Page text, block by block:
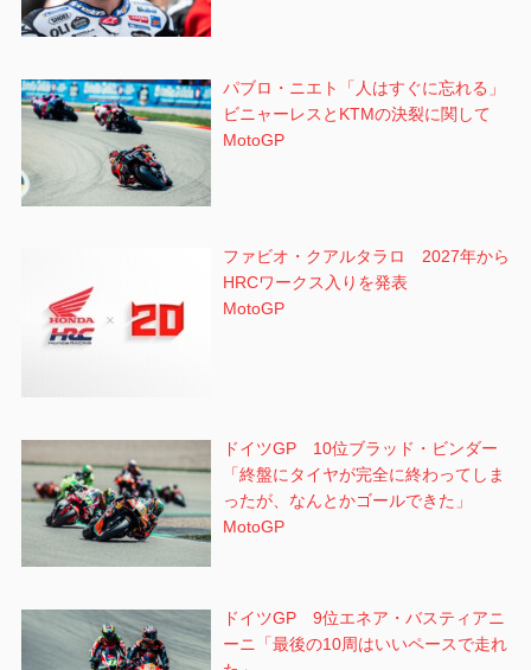
パブロ・ニエト「人はすぐに忘れる」
ビニャーレスとKTMの決裂に関して
MotoGP
ファビオ・クアルタラロ 2027年から
HRCワークス入りを発表
MotoGP
ドイツGP 10位ブラッド・ビンダー
「終盤にタイヤが完全に終わってしま
ったが、なんとかゴールできた」
MotoGP
ドイツGP 9位エネア・バスティアニ
ーニ「最後の10周はいいペースで走れ